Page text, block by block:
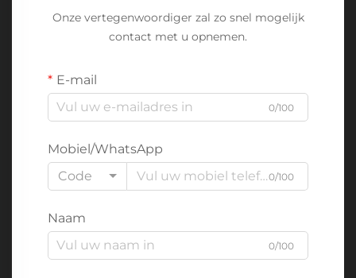
Onze vertegenwoordiger zal zo snel mogelijk
contact met u opnemen.
E-mail
0/100
Mobiel/WhatsApp
Code
0/100
Naam
0/100